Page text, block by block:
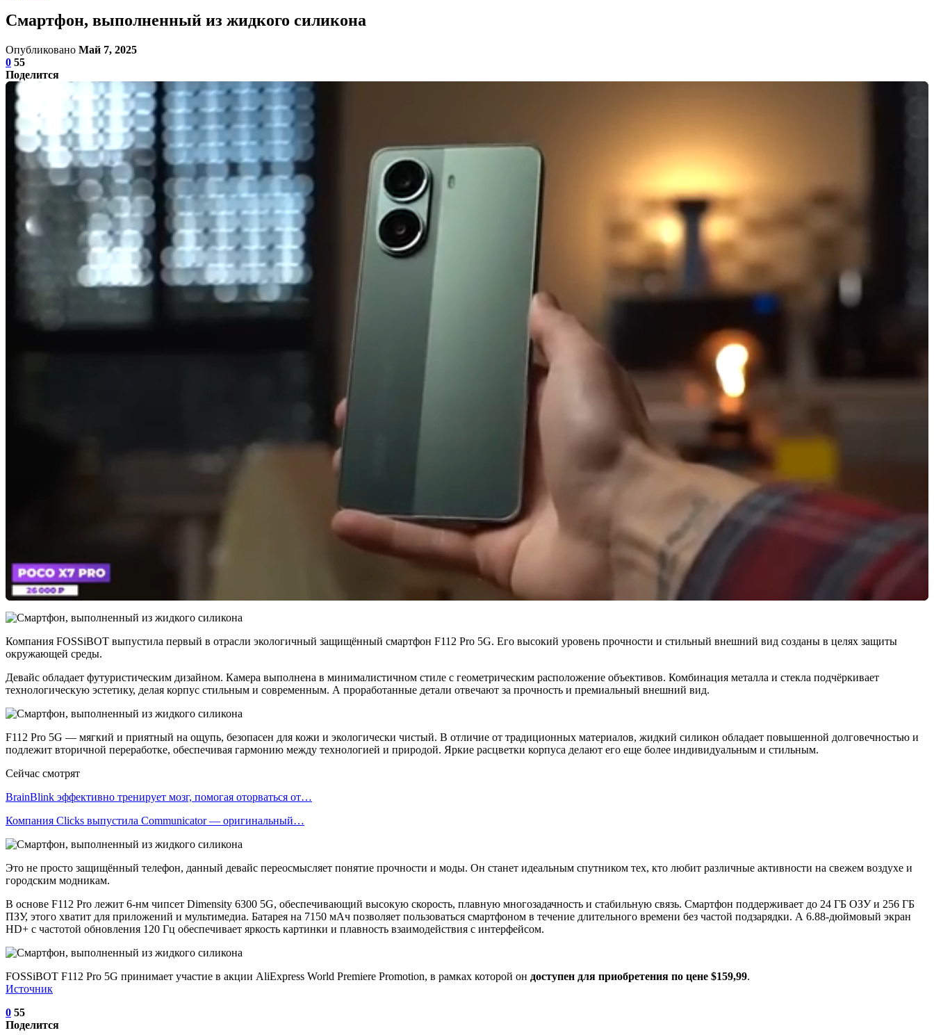
Смартфон, выполненный из жидкого силикона
Опубликовано Май 7, 2025
0 55
Поделится
Компания FOSSiBOT выпустила первый в отрасли экологичный защищённый смартфон F112 Pro 5G. Его высокий уровень прочности и стильный внешний вид созданы в целях защиты
окружающей среды.
Девайс обладает футуристическим дизайном. Камера выполнена в минималистичном стиле с геометрическим расположение объективов. Комбинация металла и стекла подчёркивает
технологическую эстетику, делая корпус стильным и современным. А проработанные детали отвечают за прочность и премиальный внешний вид.
F112 Pro 5G — мягкий и приятный на ощупь, безопасен для кожи и экологически чистый. В отличие от традиционных материалов, жидкий силикон обладает повышенной долговечностью и
подлежит вторичной переработке, обеспечивая гармонию между технологией и природой. Яркие расцветки корпуса делают его еще более индивидуальным и стильным.
Сейчас смотрят
BrainBlink эффективно тренирует мозг, помогая оторваться от…
Компания Clicks выпустила Communicator — оригинальный…
Это не просто защищённый телефон, данный девайс переосмысляет понятие прочности и моды. Он станет идеальным спутником тех, кто любит различные активности на свежем воздухе и
городским модникам.
В основе F112 Pro лежит 6-нм чипсет Dimensity 6300 5G, обеспечивающий высокую скорость, плавную многозадачность и стабильную связь. Смартфон поддерживает до 24 ГБ ОЗУ и 256 ГБ
ПЗУ, этого хватит для приложений и мультимедиа. Батарея на 7150 мАч позволяет пользоваться смартфоном в течение длительного времени без частой подзарядки. А 6.88-дюймовый экран
HD+ с частотой обновления 120 Гц обеспечивает яркость картинки и плавность взаимодействия с интерфейсом.
FOSSiBOT F112 Pro 5G принимает участие в акции AliExpress World Premiere Promotion, в рамках которой он доступен для приобретения по цене $159,99.
Источник
0 55
Поделится